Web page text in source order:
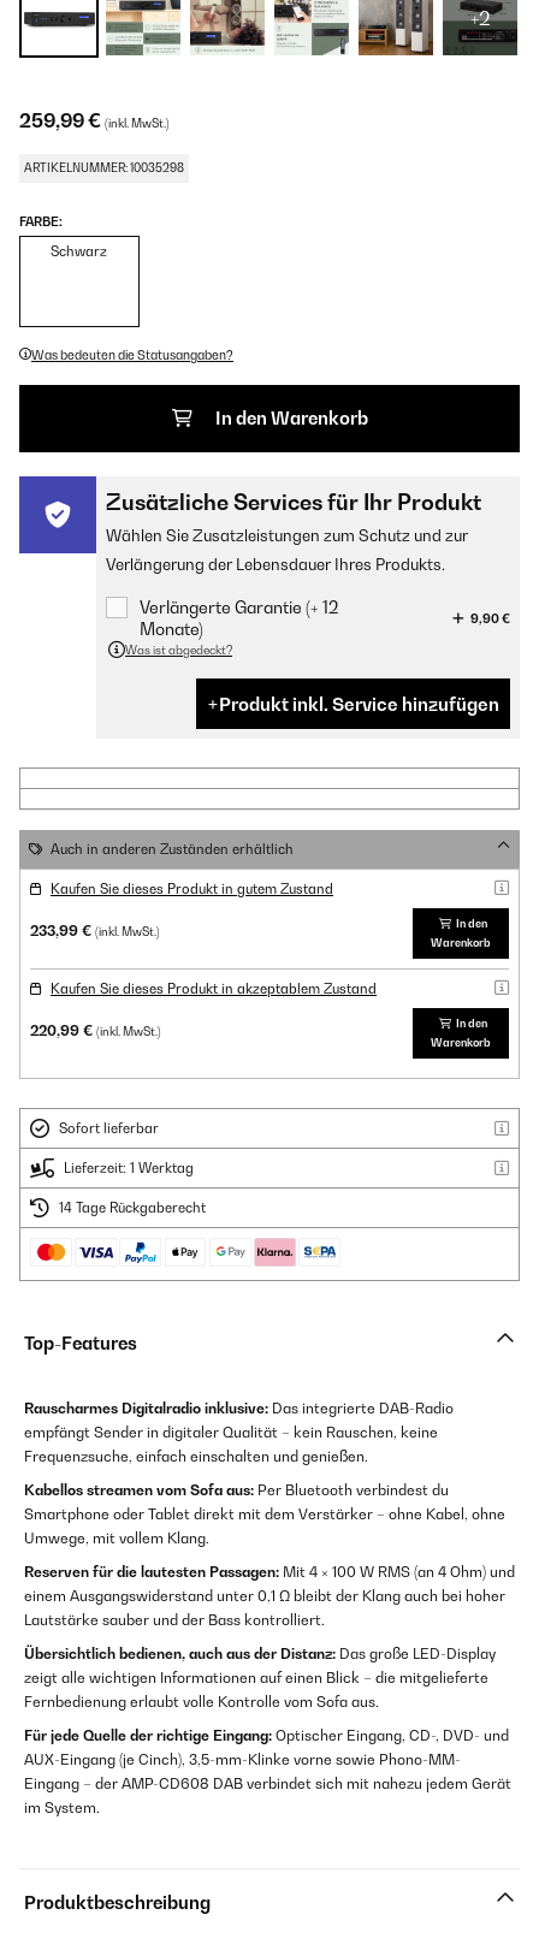
+2
259,99 € (inkl. MwSt.)
ARTIKELNUMMER: 10035298
FARBE:
Schwarz
Was bedeuten die Statusangaben?
In den Warenkorb
Zusätzliche Services für Ihr Produkt
Wählen Sie Zusatzleistungen zum Schutz und zur
Verlängerung der Lebensdauer Ihres Produkts.
Verlängerte Garantie (+ 12
Monate)
9,90 €
Was ist abgedeckt?
Produkt inkl. Service hinzufügen
Auch in anderen Zuständen erhältlich
Kaufen Sie dieses Produkt in gutem Zustand
233,99 € (inkl. MwSt.)
In den
Warenkorb
Kaufen Sie dieses Produkt in akzeptablem Zustand
220,99 € (inkl. MwSt.)
In den
Warenkorb
Sofort lieferbar
Lieferzeit: 1 Werktag
14 Tage Rückgaberecht
Top-Features
Rauscharmes Digitalradio inklusive: Das integrierte DAB-Radio
empfängt Sender in digitaler Qualität – kein Rauschen, keine
Frequenzsuche, einfach einschalten und genießen.
Kabellos streamen vom Sofa aus: Per Bluetooth verbindest du
Smartphone oder Tablet direkt mit dem Verstärker – ohne Kabel, ohne
Umwege, mit vollem Klang.
Reserven für die lautesten Passagen: Mit 4 × 100 W RMS (an 4 Ohm) und
einem Ausgangswiderstand unter 0,1 Ω bleibt der Klang auch bei hoher
Lautstärke sauber und der Bass kontrolliert.
Übersichtlich bedienen, auch aus der Distanz: Das große LED-Display
zeigt alle wichtigen Informationen auf einen Blick – die mitgelieferte
Fernbedienung erlaubt volle Kontrolle vom Sofa aus.
Für jede Quelle der richtige Eingang: Optischer Eingang, CD-, DVD- und
AUX-Eingang (je Cinch), 3,5-mm-Klinke vorne sowie Phono-MM-
Eingang – der AMP-CD608 DAB verbindet sich mit nahezu jedem Gerät
im System.
Produktbeschreibung